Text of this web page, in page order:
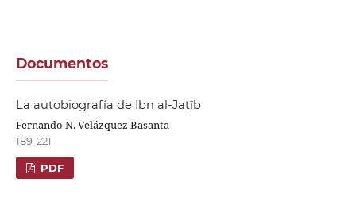
Documentos
La autobiografía de Ibn al-Jaṭīb
Fernando N. Velázquez Basanta
189-221
PDF